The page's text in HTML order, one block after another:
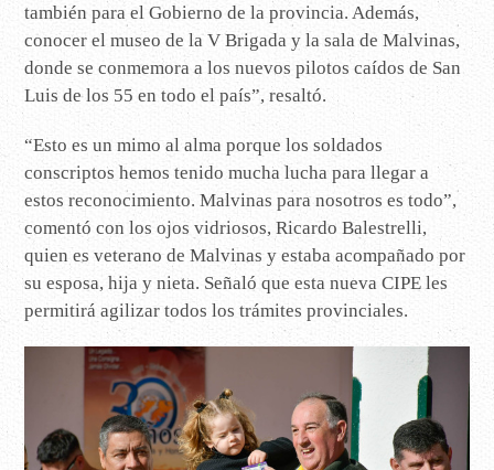
también para el Gobierno de la provincia. Además,
conocer el museo de la V Brigada y la sala de Malvinas,
donde se conmemora a los nuevos pilotos caídos de San
Luis de los 55 en todo el país”, resaltó.
“Esto es un mimo al alma porque los soldados
conscriptos hemos tenido mucha lucha para llegar a
estos reconocimiento. Malvinas para nosotros es todo”,
comentó con los ojos vidriosos, Ricardo Balestrelli,
quien es veterano de Malvinas y estaba acompañado por
su esposa, hija y nieta. Señaló que esta nueva CIPE les
permitirá agilizar todos los trámites provinciales.